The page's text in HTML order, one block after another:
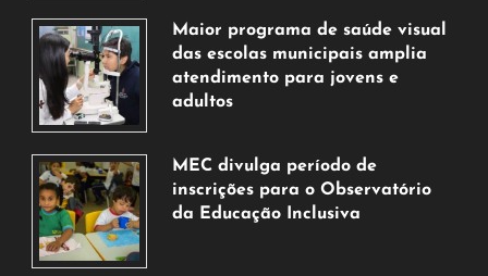
de
agosto
de
2026
Maior programa de saúde visual
das escolas municipais amplia
atendimento para jovens e
adultos
de
agosto
de
MEC divulga período de
inscrições para o Observatório
da Educação Inclusiva